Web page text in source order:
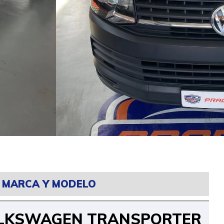
MARCA Y MODELO
TRANSPORTER